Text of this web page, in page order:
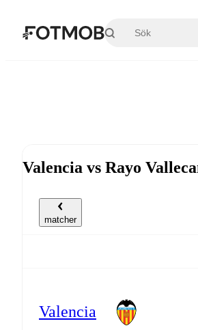
Valencia vs Rayo
matcher
Valencia